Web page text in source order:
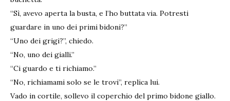
“Sì, avevo aperta la busta, e l’ho buttata via. Potresti
guardare in uno dei primi bidoni?”
“Uno dei grigi?”, chiedo.
“No, uno dei gialli.”
“Ci guardo e ti richiamo.”
“No, richiamami solo se le trovi”, replica lui.
Vado in cortile, sollevo il coperchio del primo bidone giallo.